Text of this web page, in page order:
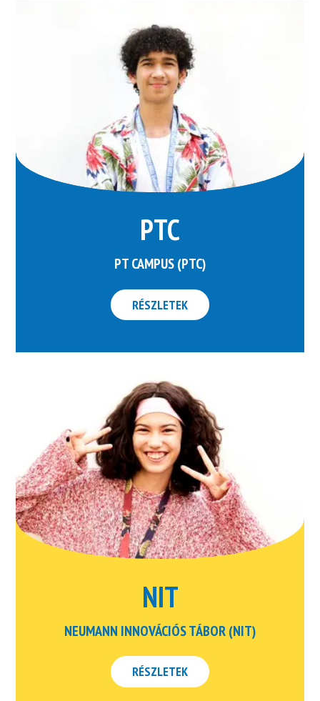
PTC
PT CAMPUS (PTC)
RÉSZLETEK
NIT
NEUMANN INNOVÁCIÓS TÁBOR (NIT)
RÉSZLETEK